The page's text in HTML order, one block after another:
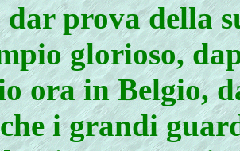
dar prova della
glorioso,
ora in Belgio,
i grandi